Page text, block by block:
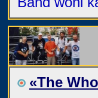
«The